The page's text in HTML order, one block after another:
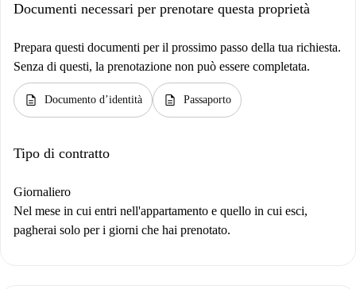
Documenti necessari per prenotare questa proprietà
Prepara questi documenti per il prossimo passo della tua richiesta.
Senza di questi, la prenotazione non può essere completata.
description Documento d’identità description Passaporto
Tipo di contratto
Giornaliero
Nel mese in cui entri nell'appartamento e quello in cui esci,
pagherai solo per i giorni che hai prenotato.